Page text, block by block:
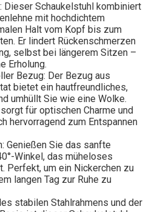
Schaukelstuhl kombiniert
mit hochdichtem
Halt vom Kopf bis zum
Er lindert Rückenschmerzen
selbst bei längerem Sitzen –
Erholung.
Bezug: Der Bezug aus
bietet ein hautfreundliches,
umhüllt Sie wie eine Wolke.
für optischen Charme und
hervorragend zum Entspannen
Genießen Sie das sanfte
Winkel, das müheloses
Perfekt, um ein Nickerchen zu
langen Tag zur Ruhe zu
stabilen Stahlrahmens und der